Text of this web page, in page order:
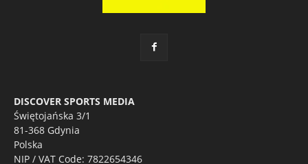
DISCOVER SPORTS MEDIA
Świętojańska 3/1
81-368 Gdynia
Polska
NIP / VAT Code: 7822654346